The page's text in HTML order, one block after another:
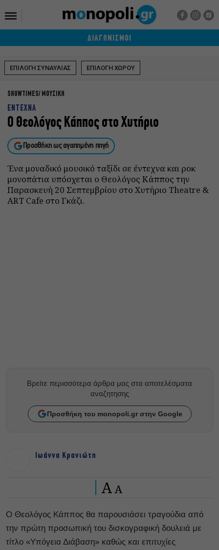
ΔΙΑΓΩΝΙΣΜΟΙ
ΕΠΙΛΟΓΗ ΣΥΝΑΥΛΙΑΣ ΕΠΙΛΟΓΗ ΧΩΡΟΥ
SHOWTIMES ΜΟΥΣΙΚΗ
ΕΝΤΕΧΝΑ
Ο Θεολόγος Κάππος στο Χυτήριο
Προσθήκη ως αγαπημένη πηγή
Ένα μοναδικό μουσικό ταξίδι σε έντεχνα και ροκ
μονοπάτια υπόσχεται ο Θεολόγος Κάππος την
Παρασκευή 20 Σεπτεμβρίου στο Χυτήριο Theatre &
ART Cafe στο Γκάζι.
Βρείτε περισσότερα άρθρα μας στα αποτελέσματα
αναζητησης
Προσθήκη του monopoli.gr στην Google
Ιωάννα Κρανιώτη
A A
Ο Θεολόγος Κάππος θα παρουσιάσει τραγούδια από
την πρώτη προσωπική του δισκογραφική δουλειά με
τίτλο «Υπόγεια Διάβαση» καθώς και επιτυχίες